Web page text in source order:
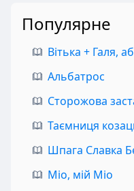
Популярне
Альбатрос
Сторожова
Таємниця
Шпага Славка
Міо, мій Міо